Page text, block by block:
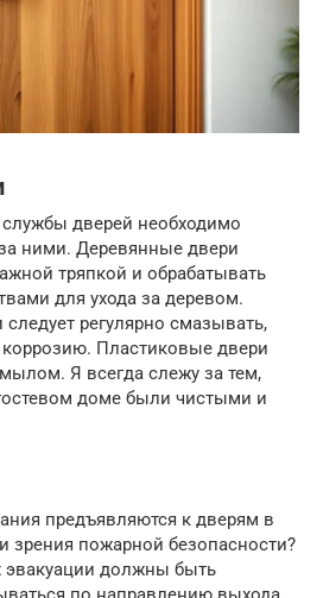
дверей необходимо
ними. Деревянные двери
тряпкой и обрабатывать
для ухода за деревом.
регулярно смазывать,
коррозию. Пластиковые двери
Я всегда слежу за тем,
доме были чистыми и
предъявляются к дверям в
зрения пожарной безопасности?
эвакуации должны быть